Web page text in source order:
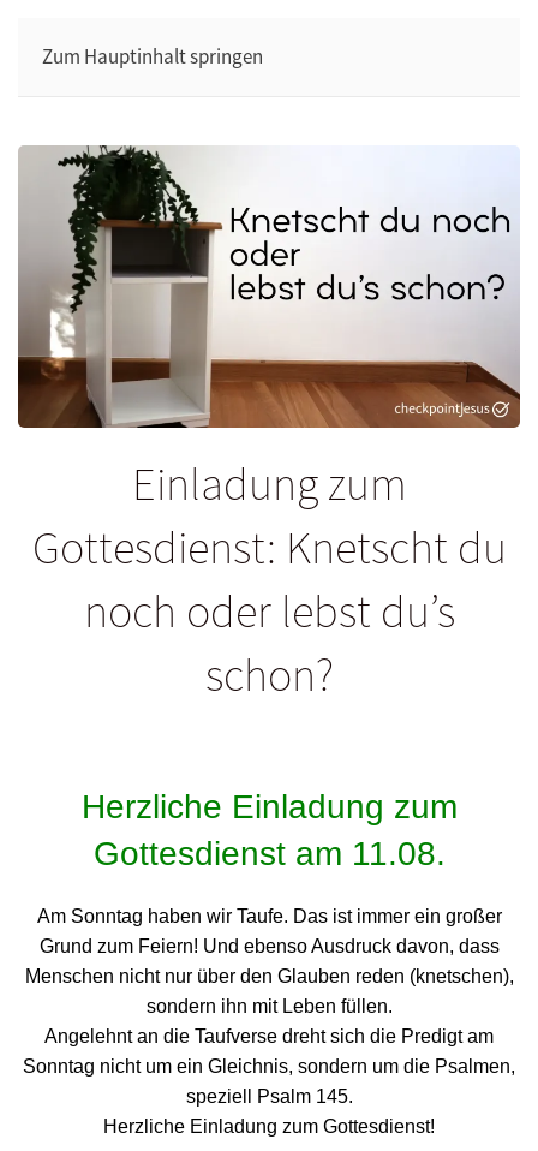
Zum Hauptinhalt springen
Einladung zum
Gottesdienst: Knetscht du
noch oder lebst du’s
schon?
Herzliche Einladung zum
Gottesdienstam 11.08.
Am Sonntag haben wir Taufe. Das ist immer ein großer
Grund zum Feiern! Und ebenso Ausdruck davon, dass
Menschen nicht nur über den Glauben reden (knetschen),
sondern ihn mit Leben füllen.
Angelehnt an die Taufverse dreht sich die Predigt am
Sonntag nicht um ein Gleichnis, sondern um die Psalmen,
speziell Psalm 145.
Herzliche Einladung zum Gottesdienst!